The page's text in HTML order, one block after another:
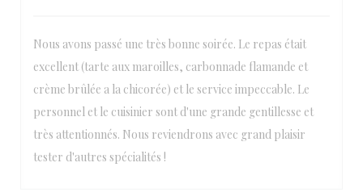
Nous avons passé une très bonne soirée. Le repas était
excellent (tarte aux maroilles, carbonnade flamande et
crème brûlée a la chicorée) et le service impeccable. Le
personnel et le cuisinier sont d'une grande gentillesse et
très attentionnés. Nous reviendrons avec grand plaisir
tester d'autres spécialités !